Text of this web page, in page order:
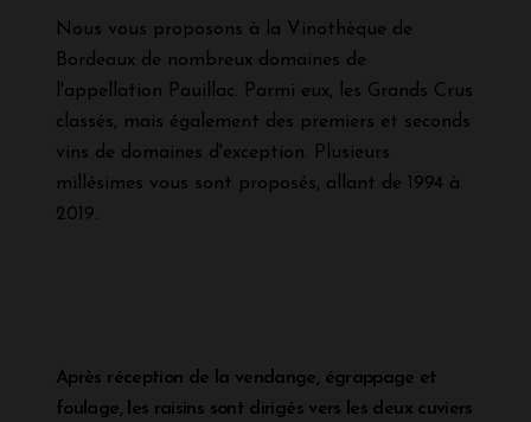
Nous vous proposons à la Vinothèque de
Bordeaux de nombreux domaines de
l'appellation Pauillac. Parmi eux, les Grands Crus
classés, mais également des premiers et seconds
vins de domaines d'exception. Plusieurs
millésimes vous sont proposés, allant de 1994 à
2019.
Après réception de la vendange, égrappage et
foulage, les raisins sont dirigés vers les deux cuviers